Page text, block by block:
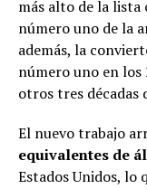
más alto de la lista
número uno de la
además, la
número uno en
otros tres décadas
El nuevo trabajo
equivalentes de
Estados Unidos, lo